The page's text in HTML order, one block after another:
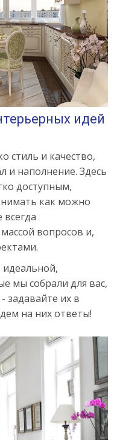
идей
стиль и качество,
и наполнение. Здесь
доступным,
как можно
вопросов и,
идеальной,
мы собрали для вас,
задавайте их в
на них ответы!